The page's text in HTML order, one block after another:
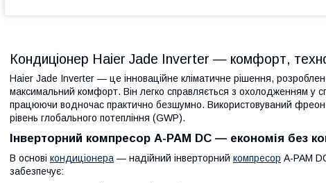
Кондиціонер Haier Jade Inverter — комфорт,
Haier Jade Inverter — це інноваційне кліматичне рішення,
максимальний комфорт. Він легко справляється з охолодженням у
працюючи водночас практично безшумно. Використовуваний
рівень глобального потепління (GWP).
Інверторний компресор A-PAM DC — економія без
В основі кондиціонера — надійний інверторний компресор A-PAM
забезпечує: